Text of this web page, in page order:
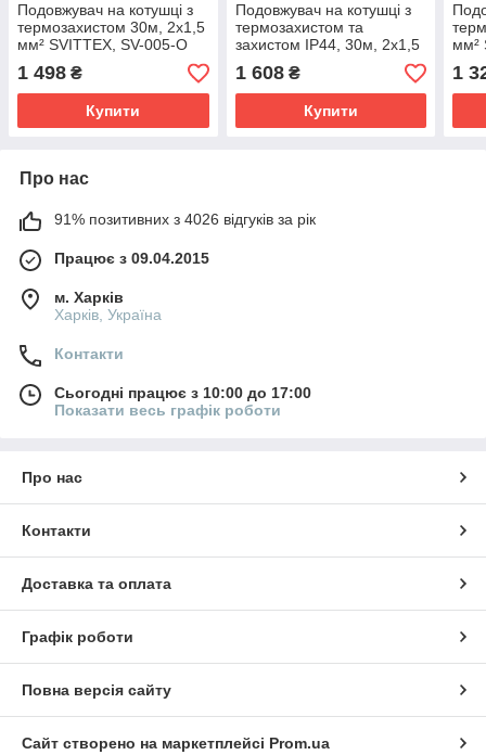
Подовжувач на котушці з
термозахистом 30м, 2х1,5
мм² SVITTEX, SV-005-O
1 498 ₴
Купити
Подовжувач на котушці з
термозахистом та
захистом IP44, 30м, 2х1,5
мм² SVITTEX SV-005-O-
IP44
1 608₴
Купити
мм²
1
Про нас
91% позитивних з 4026 відгуків за рік
Працює з 09.04.2015
м. Харків
Харків, Україна
Контакти
Сьогодні працює з 10:00 до 17:00
Показати весь графік роботи
Про нас
Контакти
Доставка та оплата
Графік роботи
Повна версія сайту
Сайт створено на маркетплейсі Prom.ua